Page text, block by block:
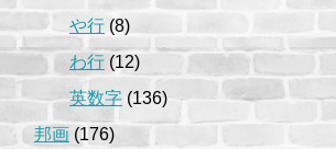
や行 (8)
わ行 (12)
英数字 (136)
邦画 (176)